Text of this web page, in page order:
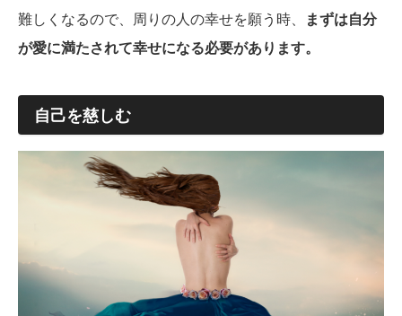
難しくなるので、周りの人の幸せを願う時、
まずは自分
が愛に満たされて幸せになる必要があります。
自己を慈しむ